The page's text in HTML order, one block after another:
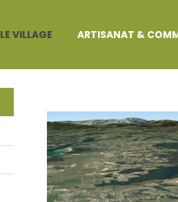
LE VILLAGE ARTISANAT &